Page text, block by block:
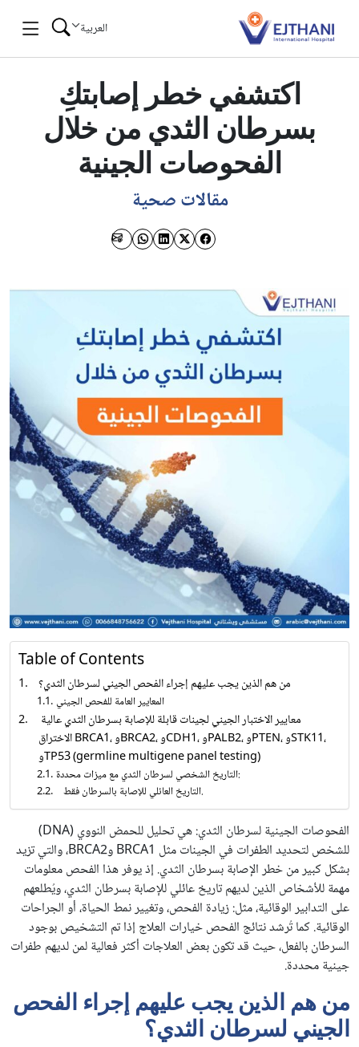
العربية
اكتشفي خطر إصابتكِ
بسرطان الثدي من خلال
الفحوصات الجينية
مقالات صحية
Table of Contents
من هم الذين يجب عليهم إجراء الفحص الجيني لسرطان الثدي؟
المعايير العامة للفحص الجيني
الاختراق BRCA1، وBRCA2، وCDH1، وPALB2، وPTEN، وSTK11،
وTP53 (germline multigene panel testing)
التاريخ الشخصي لسرطان الثدي مع ميزات محددة:
التاريخ العائلي للإصابة بالسرطان فقط.
الفحوصات الجينية لسرطان الثدي: هي تحليل للحمض النووي (DNA)
للشخص لتحديد الطفرات في الجينات مثل BRCA1 وBRCA2، والتي تزيد
بشكل كبير من خطر الإصابة بسرطان الثدي. إذ يوفر هذا الفحص معلومات
مهمة للأشخاص الذين لديهم تاريخ عائلي للإصابة بسرطان الثدي، ويُطلعهم
على التدابير الوقائية، مثل: زيادة الفحص، وتغيير نمط الحياة، أو الجراحات
الوقائية. كما تُرشد نتائج الفحص خيارات العلاج إذا تم التشخيص بوجود
السرطان بالفعل، حيث قد تكون بعض العلاجات أكثر فعالية لمن لديهم طفرات
جينية محددة.
من هم الذين يجب عليهم إجراء الفحص
الجيني لسرطان الثدي؟